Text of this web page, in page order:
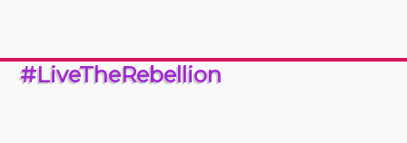
#LiveTheRebellion